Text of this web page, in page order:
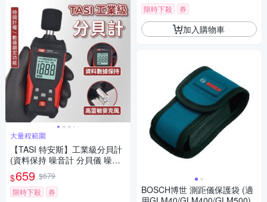
大量程範圍
【TASI 特安斯】工業級分貝計
(資料保持 噪音計 分貝儀 噪音
測量器 分貝測試 音量測試 環境
音量計 工業級)
$659 $679
限時下殺
券
限時下殺 券
加入購物車
BOSCH博世 測距儀保護袋 (適